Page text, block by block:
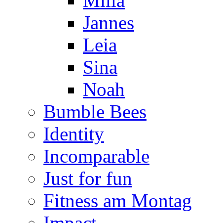
Jannes
Leia
Sina
Noah
Bumble Bees
Identity
Incomparable
Just for fun
Fitness am Montag